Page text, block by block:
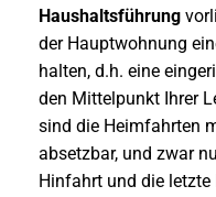
Haushaltsführung
der Hauptwohnung
halten, d.h. eine
den Mittelpunkt Ihrer
sind die Heimfahrten
absetzbar, und zwar
Hinfahrt und die